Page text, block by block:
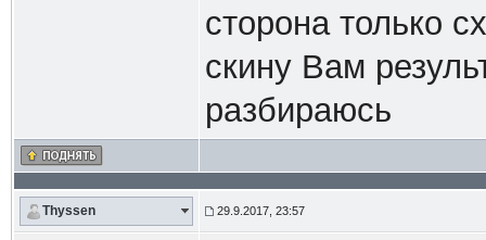
сторона только
скину Вам
разбираюсь
Thyssen 29.9.2017, 23:57